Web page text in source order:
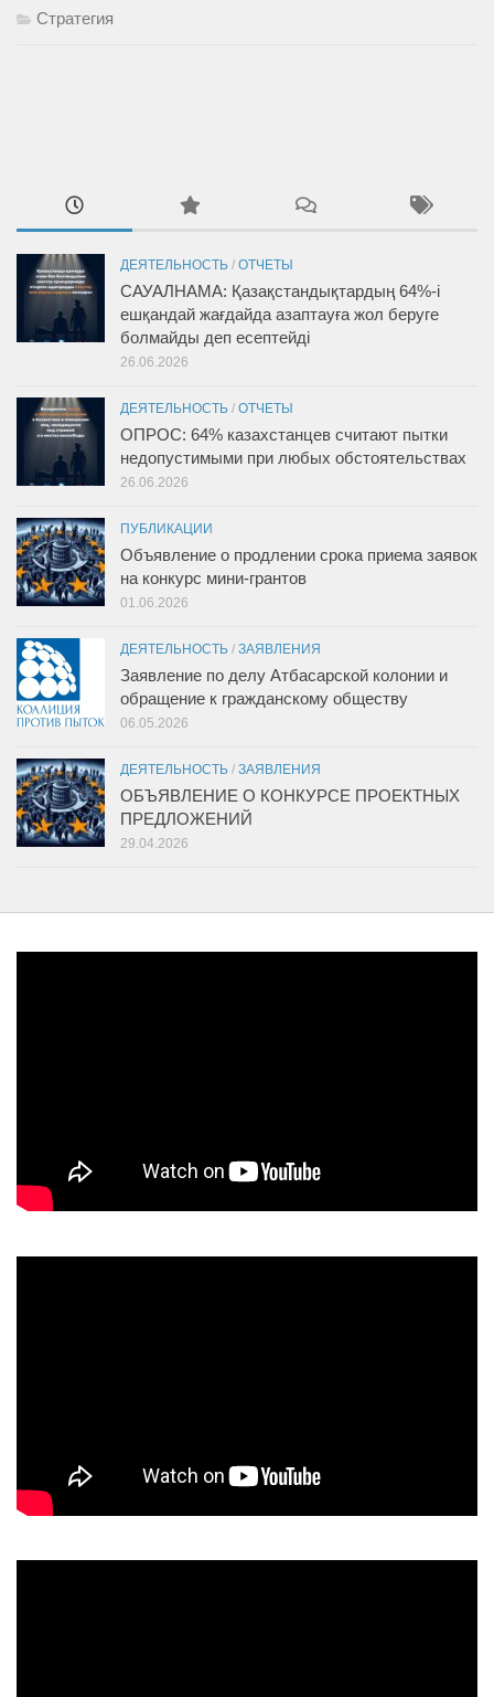
Стратегия
ДЕЯТЕЛЬНОСТЬ / ОТЧЕТЫ
САУАЛНАМА: Қазақстандықтардың 64%-і
ешқандай жағдайда азаптауға жол беруге
болмайды деп есептейді
26.06.2026
ДЕЯТЕЛЬНОСТЬ / ОТЧЕТЫ
ОПРОС: 64% казахстанцев считают пытки
недопустимыми при любых обстоятельствах
26.06.2026
ПУБЛИКАЦИИ
Объявление о продлении срока приема заявок
на конкурс мини-грантов
01.06.2026
ДЕЯТЕЛЬНОСТЬ / ЗАЯВЛЕНИЯ
Заявление по делу Атбасарской колонии и
обращение к гражданскому обществу
06.05.2026
ДЕЯТЕЛЬНОСТЬ / ЗАЯВЛЕНИЯ
ОБЪЯВЛЕНИЕ О КОНКУРСЕ ПРОЕКТНЫХ
ПРЕДЛОЖЕНИЙ
29.04.2026